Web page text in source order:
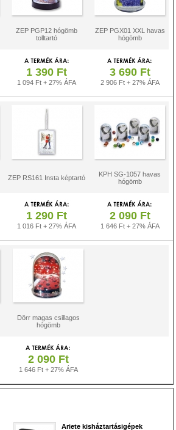
ZEP PGP12 hógömb
tolltartó
ZEP PGX01 XXL havas
hógömb
1 390 Ft
1 094 Ft + 27% ÁFA
3 690 Ft
2 906 Ft + 27% ÁFA
ZEP RS161 Insta képtartó
KPH SG-1057 havas
hógömb
1 290 Ft
1 016 Ft + 27% ÁFA
2 090 Ft
1 646 Ft + 27% ÁFA
Dörr magas csillagos
hógömb
2 090 Ft
1 646 Ft + 27% ÁFA
Ariete kisháztartásigépek